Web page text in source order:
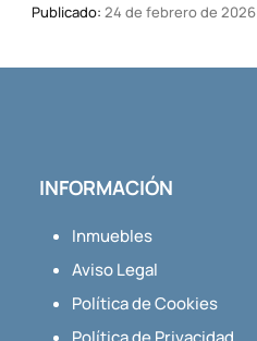
Publicado: 24 de febrero de 2026
INFORMACIÓN
Inmuebles
Aviso Legal
Política de Cookies